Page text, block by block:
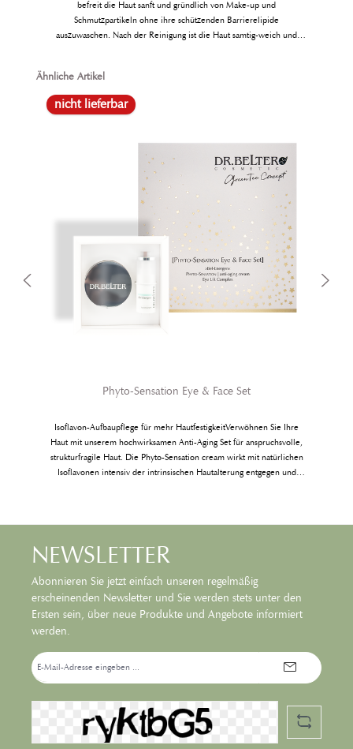
befreit die Haut sanft und gründlich von Make-up und
Schmutzpartikeln ohne ihre schützenden Barrierelipide
auszuwaschen. Nach der Reinigung ist die Haut samtig-weich und
Produktgalerie überspringen
Ähnliche Artikel
nicht lieferbar
Phyto-Sensation Eye & Face Set
Isoflavon-Aufbaupflege für mehr HautfestigkeitVerwöhnen Sie Ihre
Haut mit unserem hochwirksamen Anti-Aging Set für anspruchsvolle,
strukturfragile Haut. Die Phyto-Sensation cream wirkt mit natürlichen
Isoflavonen intensiv der intrinsischen Hautalterung entgegen und
NEWSLETTER
Abonnieren Sie jetzt einfach unseren regelmäßig
erscheinenden Newsletter und Sie werden stets unter den
Ersten sein, über neue Produkte und Angebote informiert
werden.
E-
Mail-
Adresse*